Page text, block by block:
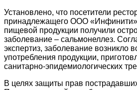
Установлено, что посетители
принадлежащего ООО
пищевой продукции получили
заболевание – сальмонеллез.
экспертиз, заболевание возникло
употребления продукции,
санитарно-эпидемиологических
В целях защиты прав